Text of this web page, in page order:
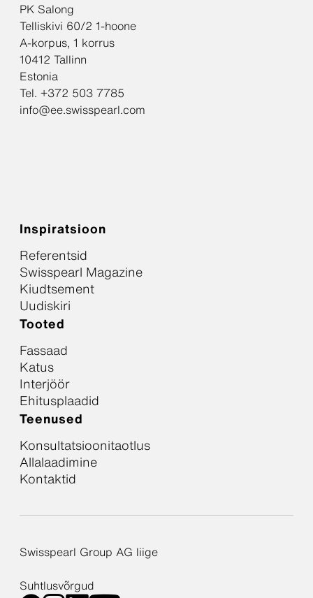
PK Salong
Telliskivi 60/2 1-hoone
A-korpus, 1 korrus
10412 Tallinn
Estonia
Tel. +372 503 7785
info@ee.swisspearl.com
Inspiratsioon
Referentsid
Swisspearl Magazine
Kiudtsement
Uudiskiri
Tooted
Fassaad
Katus
Interjöör
Ehitusplaadid
Teenused
Konsultatsioonitaotlus
Allalaadimine
Kontaktid
Swisspearl Group AG liige
Suhtlusvõrgud